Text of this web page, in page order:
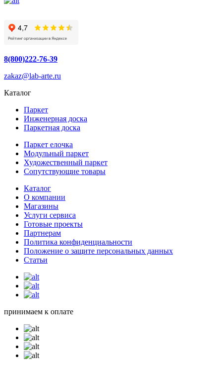
8(800)222-76-39
zakaz@lab-arte.ru
Каталог
Паркет
Инженерная доска
Паркетная доска
Паркет елочка
Модульный паркет
Художественный паркет
Сопутствующие товары
Каталог
О компании
Магазины
Услуги сервиса
Готовые проекты
Партнерам
Политика конфиденциальности
Положение о защите персональных данных
Статьи
принимаем к оплате